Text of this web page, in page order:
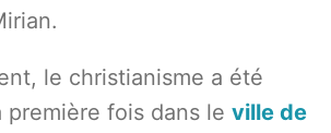
le christianisme a été
première fois dans le ville de